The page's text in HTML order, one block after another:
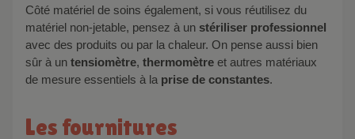
Côté matériel de soins également, si vous réutilisez du
matériel non-jetable, pensez à un stériliser professionnel
avec des produits ou par la chaleur. On pense aussi bien
sûr à un tensiomètre, thermomètre et autres matériaux
de mesure essentiels à la prise de constantes.
Les fournitures